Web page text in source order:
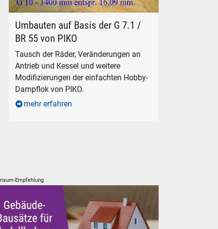
Umbauten auf Basis der G 7.1 /
BR 55 von PIKO
Tausch der Räder, Veränderungen an
Antrieb und Kessel und weitere
Modifizierungen der einfachten Hobby-
Dampflok von PIKO.
mehr erfahren
Empfehlung